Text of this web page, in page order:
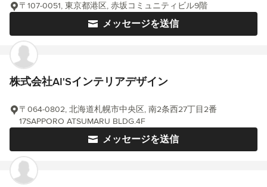
メッセージを送信
〒107-0051, 東京都港区, 赤坂コミュニティビル9階
株式会社AI'Sインテリアデザイン
メッセージを送信
〒064-0802, 北海道札幌市中央区, 南2条西27丁目2番
17SAPPORO ATSUMARU BLDG.4F